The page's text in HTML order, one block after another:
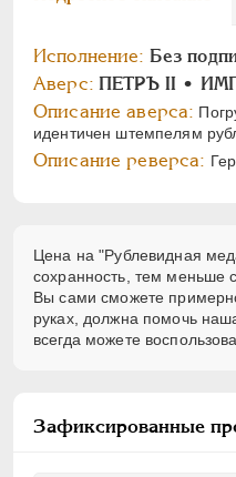
Исполнение: Без
Аверс: ПЕТРЪ II •
Описание аверса:
идентичен штемпелям
Описание реверса:
Цена на "Рублевидная
сохранность, тем меньше
Вы сами сможете
руках, должна помочь
всегда можете
Зафиксированные